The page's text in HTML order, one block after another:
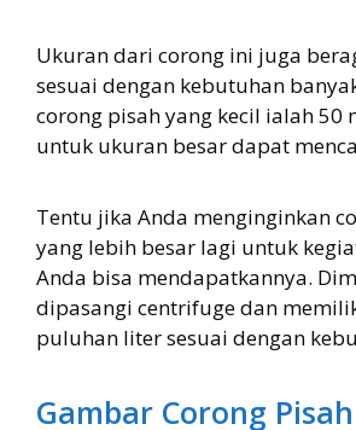
Ukuran dari corong ini juga
sesuai dengan kebutuhan
corong pisah yang kecil ialah 50
untuk ukuran besar dapat
Tentu jika Anda menginginkan
yang lebih besar lagi untuk
Anda bisa mendapatkannya.
dipasangi centrifuge dan
puluhan liter sesuai dengan
Gambar Corong Pisah